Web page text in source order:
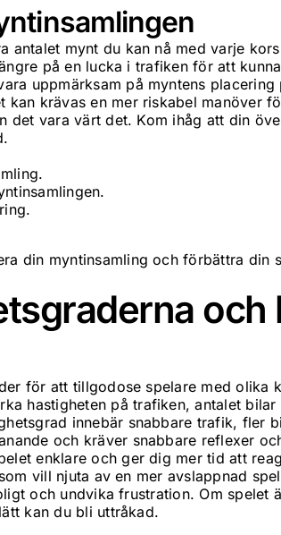
antalet mynt du kan nå med varje
på en lucka i trafiken för att
uppmärksam på myntens placering
kan krävas en mer riskabel manöver
det vara värt det. Kom ihåg att din
din myntinsamling och förbättra din
och
för att tillgodose spelare med olika
hastigheten på trafiken, antalet
innebär snabbare trafik, fler
och kräver snabbare reflexer
enklare och ger dig mer tid att
vill njuta av en mer avslappnad
och undvika frustration. Om spelet
kan du bli uttråkad.